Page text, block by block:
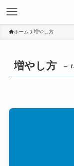
ホーム 増やし方
増やし方 –